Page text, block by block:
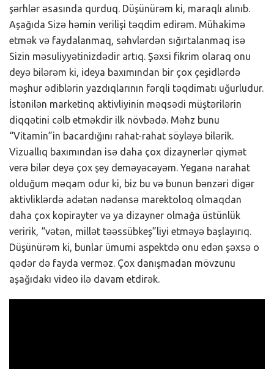
şərhlər əsasında qurduq. Düşünürəm ki, maraqlı alınıb.
Aşağıda Sizə həmin verilişi təqdim edirəm. Mühakimə
etmək və faydalanmaq, səhvlərdən sığırtalanmaq isə
Sizin məsuliyyətinizdədir artıq. Şəxsi fikrim olaraq onu
deyə bilərəm ki, ideya baxımından bir çox çeşidlərdə
məşhur ədiblərin yazdıqlarının fərqli təqdimatı uğurludur.
İstənilən marketinq aktivliyinin məqsədi müştərilərin
diqqətini cəlb etməkdir ilk növbədə. Məhz bunu
“Vitamin”in bacardığını rahat-rahat söyləyə bilərik.
Vizuallıq baxımından isə daha çox dizaynerlər qiymət
verə bilər deyə çox şey deməyəcəyəm. Yeganə narahat
olduğum məqam odur ki, biz bu və bunun bənzəri digər
aktivliklərdə adətən nədənsə marektoloq olmaqdan
daha çox kopirayter və ya dizayner olmağa üstünlük
veririk, “vətən, millət təəssübkeş”liyi etməyə başlayırıq.
Düşünürəm ki, bunlar ümumi aspektdə onu edən şəxsə o
qədər də fayda verməz. Çox danışmadan mövzunu
aşağıdakı video ilə davam etdirək.